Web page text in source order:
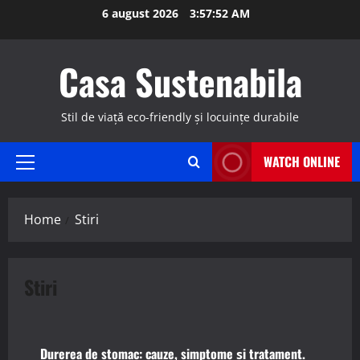
6 august 2026 3:57:53 AM
Casa Sustenabila
Stil de viață eco-friendly și locuințe durabile
Primary
WATCH ONLINE
Home Stiri
Stiri
Durerea de stomac: cauze, simptome și tratament.